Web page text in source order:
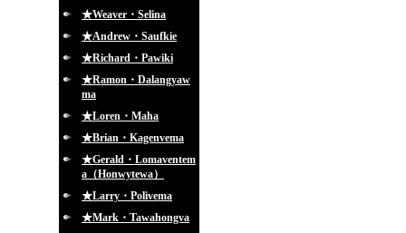
★Weaver・Selina
★Andrew・Saufkie
★Richard・Pawiki
★Ramon・Dalangyaw
ma
★Loren・Maha
★Brian・Kagenvema
★Gerald・Lomaventem
a（Honwytewa）
★Larry・Polivema
★Mark・Tawahongva